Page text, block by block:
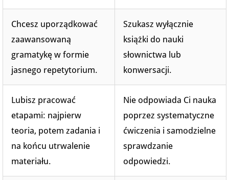
Chcesz uporządkować
zaawansowaną
gramatykę w formie
jasnego repetytorium.
Szukasz wyłącznie
książki do nauki
słownictwa lub
konwersacji.
Lubisz pracować
etapami: najpierw
teoria, potem zadania i
na końcu utrwalenie
materiału.
Nie odpowiada Ci nauka
poprzez systematyczne
ćwiczenia i samodzielne
sprawdzanie
odpowiedzi.